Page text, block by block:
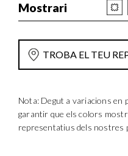
Mostrari
TROBA EL TEU
Nota: Degut a variacions en
garantir que els colors
representatius dels nostres